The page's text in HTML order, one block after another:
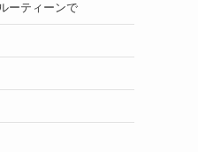
ーティーンで